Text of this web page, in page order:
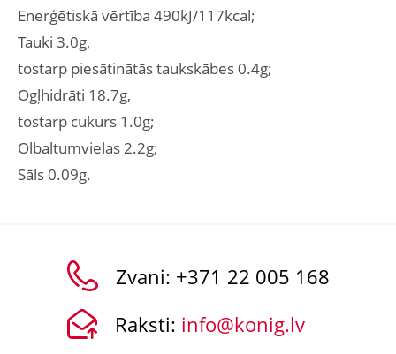
Enerģētiskā vērtība 490kJ/117kcal;
Tauki 3.0g,
tostarp piesātinātās taukskābes 0.4g;
Ogļhidrāti 18.7g,
tostarp cukurs 1.0g;
Olbaltumvielas 2.2g;
Sāls 0.09g.
Zvani: +371 22 005 168
Raksti: info@konig.lv